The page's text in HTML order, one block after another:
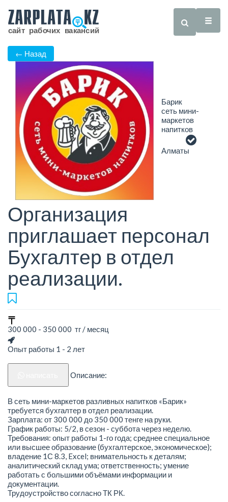
← Назад
Барик
сеть мини-
маркетов
напитков
Алматы
Организация
приглашает персонал
Бухгалтер в отдел
реализации.
300 000 - 350 000 тг / месяц
Опыт работы 1 - 2 лет
Описание:
В сеть мини-маркетов разливных напитков «Барик»
требуется бухгалтер в отдел реализации.
Зарплата: от 300 000 до 350 000 тенге на руки.
График работы: 5/2, в сезон - суббота через неделю.
Требования: опыт работы 1-го года; среднее специальное
или высшее образование (бухгалтерское, экономическое);
владение 1С 8.3, Excel; внимательность к деталям;
аналитический склад ума; ответственность; умение
работать с большими объёмами информации и
документации.
Трудоустройство согласно ТК РК.